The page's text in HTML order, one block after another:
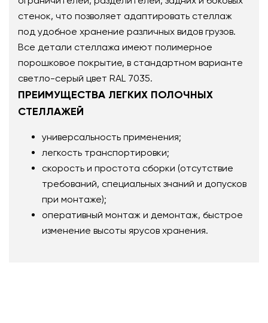
стенок, что позволяет адаптировать стеллаж
под удобное хранение различных видов грузов.
Все детали стеллажа имеют полимерное
порошковое покрытие, в стандартном варианте
светло-серый цвет RAL 7035.
ПРЕИМУЩЕСТВА ЛЕГКИХ ПОЛОЧНЫХ
СТЕЛЛАЖЕЙ
универсальность применения;
легкость транспортировки;
скорость и простота сборки (отсутствие
требований, специальных знаний и допусков
при монтаже);
оперативный монтаж и демонтаж, быстрое
изменение высоты ярусов хранения.